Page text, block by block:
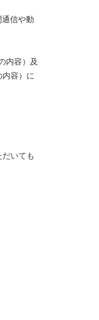
信や動
内容）及
容）に
いても